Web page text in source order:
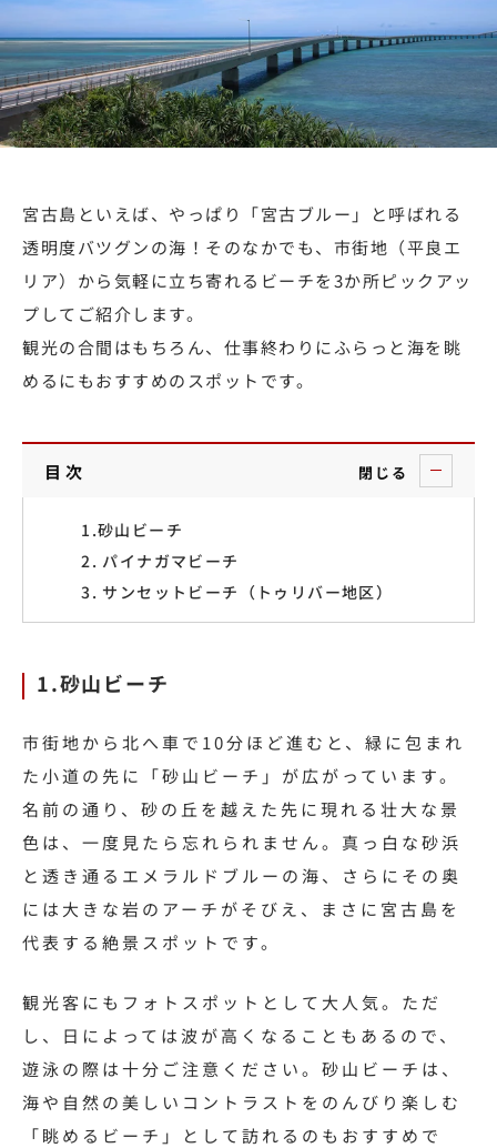
宮古島といえば、やっぱり「宮古ブルー」と呼ばれる
透明度バツグンの海！そのなかでも、市街地（平良エ
リア）から気軽に立ち寄れるビーチを3か所ピックアッ
プしてご紹介します。
観光の合間はもちろん、仕事終わりにふらっと海を眺
めるにもおすすめのスポットです。
目次 閉じる
1.砂山ビーチ
2. パイナガマビーチ
3. サンセットビーチ（トゥリバー地区）
1.砂山ビーチ
市街地から北へ車で10分ほど進むと、緑に包まれ
た小道の先に「砂山ビーチ」が広がっています。
名前の通り、砂の丘を越えた先に現れる壮大な景
色は、一度見たら忘れられません。真っ白な砂浜
と透き通るエメラルドブルーの海、さらにその奥
には大きな岩のアーチがそびえ、まさに宮古島を
代表する絶景スポットです。
観光客にもフォトスポットとして大人気。ただ
し、日によっては波が高くなることもあるので、
遊泳の際は十分ご注意ください。砂山ビーチは、
海や自然の美しいコントラストをのんびり楽しむ
「眺めるビーチ」として訪れるのもおすすめで